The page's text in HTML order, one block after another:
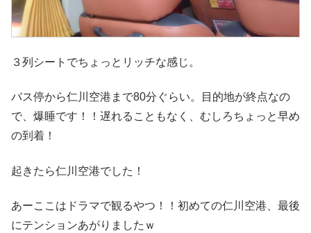
３列シートでちょっとリッチな感じ。
バス停から仁川空港まで80分ぐらい。目的地が終点なの
で、爆睡です！！遅れることもなく、むしろちょっと早め
の到着！
起きたら仁川空港でした！
あーここはドラマで観るやつ！！初めての仁川空港、最後
にテンションあがりましたｗ